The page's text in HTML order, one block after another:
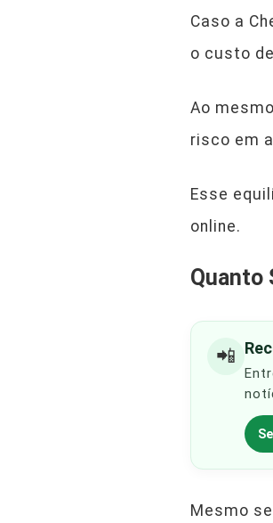
Caso a
o custo
Ao
risco em
Esse
online.
Quanto
📲
Mesmo